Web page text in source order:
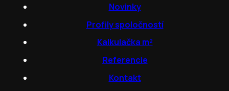
Novinky
Profily spoločností
Kalkulačka m²
Referencie
Kontakt